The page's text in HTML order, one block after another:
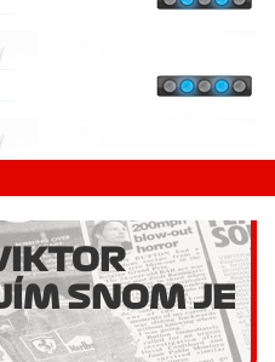
SNOM JE